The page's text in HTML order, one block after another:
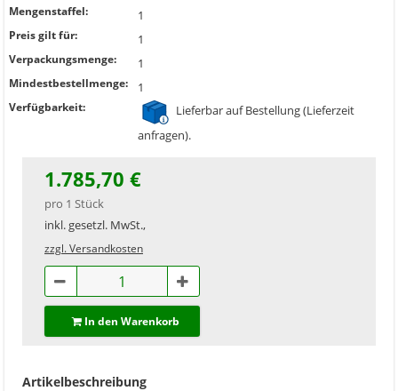
Mengenstaffel: 1
Preis gilt für: 1
Verpackungsmenge: 1
Mindestbestellmenge: 1
Verfügbarkeit:
Lieferbar auf Bestellung (Lieferzeit
anfragen).
1.785,70 €
pro 1 Stück
inkl. gesetzl. MwSt.,
zzgl. Versandkosten
In den Warenkorb
Artikelbeschreibung